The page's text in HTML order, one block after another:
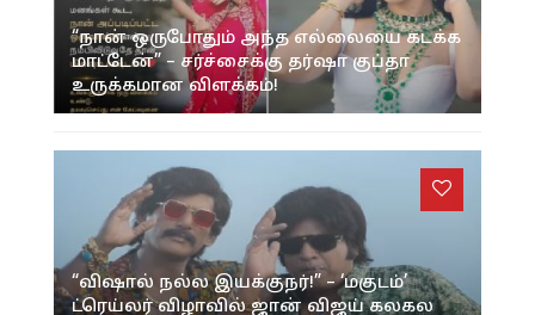
“நான் ஒருபோதும் அந்த எல்லையை கடக்க
மாட்டேன்” – சர்ச்சைக்கு தர்ஷா குப்தா
உருக்கமான விளக்கம்!
“விஷால் நல்ல இயக்குநர்!” – ‘மகுடம்’
ட்ரெய்லர் விழாவில் ஜான் விஜய் கலகல